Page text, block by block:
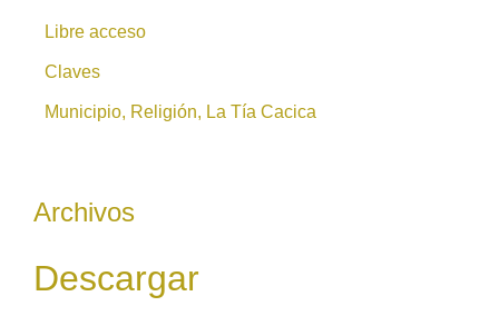
Libre acceso
Claves
Municipio, Religión, La Tía Cacica
Archivos
Descargar